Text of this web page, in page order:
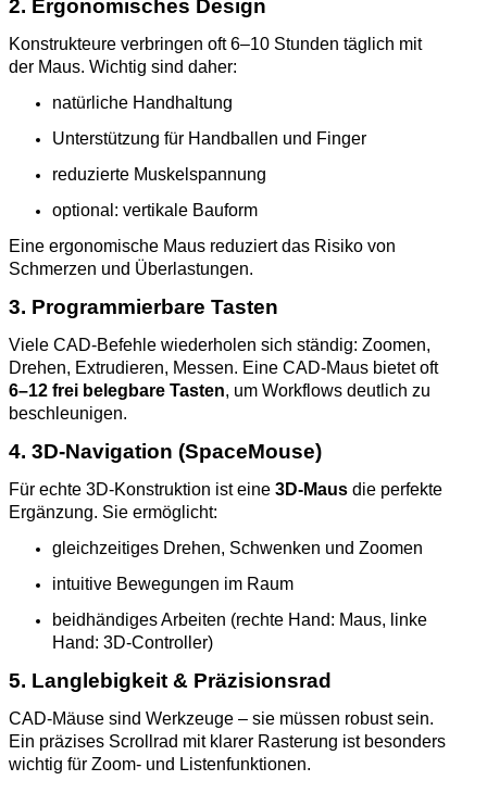
2. Ergonomisches Design
Konstrukteure verbringen oft 6–10 Stunden täglich mit
der Maus. Wichtig sind daher:
natürliche Handhaltung
Unterstützung für Handballen und Finger
reduzierte Muskelspannung
optional: vertikale Bauform
Eine ergonomische Maus reduziert das Risiko von
Schmerzen und Überlastungen.
3. Programmierbare Tasten
Viele CAD‑Befehle wiederholen sich ständig: Zoomen,
Drehen, Extrudieren, Messen. Eine CAD‑Maus bietet oft
6–12 frei belegbare Tasten, um Workflows deutlich zu
beschleunigen.
4. 3D‑Navigation (SpaceMouse)
Für echte 3D‑Konstruktion ist eine 3D‑Maus die perfekte
Ergänzung. Sie ermöglicht:
gleichzeitiges Drehen, Schwenken und Zoomen
intuitive Bewegungen im Raum
beidhändiges Arbeiten (rechte Hand: Maus, linke
Hand: 3D‑Controller)
5. Langlebigkeit & Präzisionsrad
CAD‑Mäuse sind Werkzeuge – sie müssen robust sein.
Ein präzises Scrollrad mit klarer Rasterung ist besonders
wichtig für Zoom‑ und Listenfunktionen.